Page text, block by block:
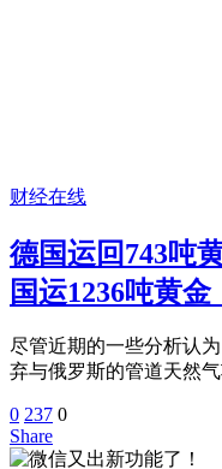
财经在线
德国运回743吨
国运1236吨黄
尽管近期的一些分析认
弃与俄罗斯的管道天然
0 237 0
Share